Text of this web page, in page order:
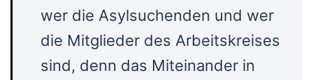
wer die Asylsuchenden und wer
die Mitglieder des Arbeitskreises
sind, denn das Miteinander in